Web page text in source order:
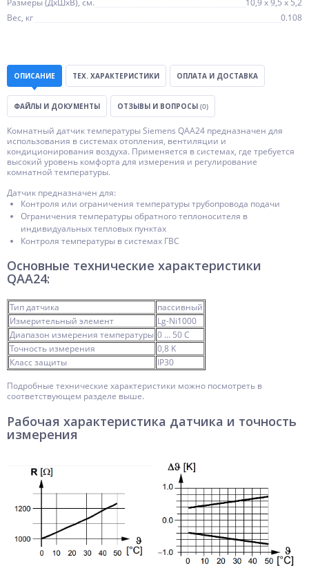
Размеры (ДхШхВ), см.
10,9 x 9,5 x 5,2
Вес, кг
0.108
ОПИСАНИЕ ТЕХ. ХАРАКТЕРИСТИКИ ОПЛАТА И ДОСТАВКА
ФАЙЛЫ И ДОКУМЕНТЫ ОТЗЫВЫ И ВОПРОСЫ (0)
Комнатный датчик температуры Siemens QAA24 предназначен для
использования в системах отопления, вентиляции и
кондиционирования воздуха. Применяется в системах, где требуется
высокий уровень комфорта для измерения и регулирование
комнатной температуры.
Датчик предназначен для:
Контроля или ограничения температуры трубопровода подачи
Ограничения температуры обратного теплоносителя в
индивидуальных тепловых пунктах
Контроля температуры в системах ГВС
Основные технические характеристики
QAA24:
Тип датчика
пассивный
Измерительный элемент
Lg-Ni1000
Диапазон измерения температуры 0 ... 50 C
Точность измерения
0,8 K
Класс защиты
IP30
Подробные технические характеристики можно посмотреть в
соответствующем разделе выше.
Рабочая характеристика датчика и точность
измерения